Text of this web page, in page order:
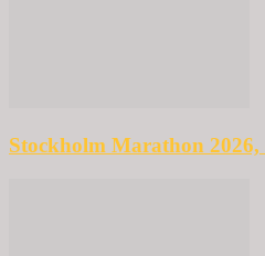
Stockholm Marathon